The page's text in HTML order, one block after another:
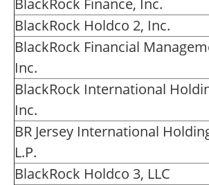
BlackRock Finance, Inc.
BlackRock Holdco 2, Inc.
BlackRock Financial
Inc.
BlackRock International
Inc.
BR Jersey International
L.P.
BlackRock Holdco 3, LLC